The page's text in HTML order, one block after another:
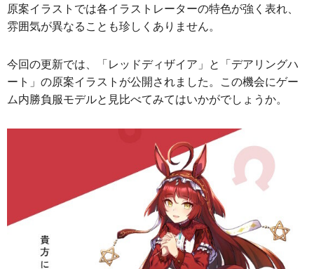
原案イラストでは各イラストレーターの特色が強く表れ、
雰囲気が異なることも珍しくありません。
今回の更新では、「レッドディザイア」と「デアリングハ
ート」の原案イラストが公開されました。この機会にゲー
ム内勝負服モデルと見比べてみてはいかがでしょうか。